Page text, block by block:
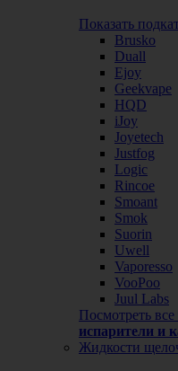
Показать
Brusko
Duall
Ejoy
Geekvape
HQD
iJoy
Joyetech
Justfog
Logic
Rincoe
Smoant
Smok
Suorin
Uwell
Vaporesso
VooPoo
Juul Labs
Посмотреть
испарители и
Жидкости